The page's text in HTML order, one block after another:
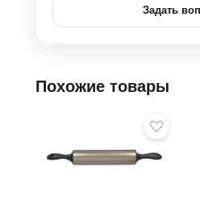
Задать
Похожие товары